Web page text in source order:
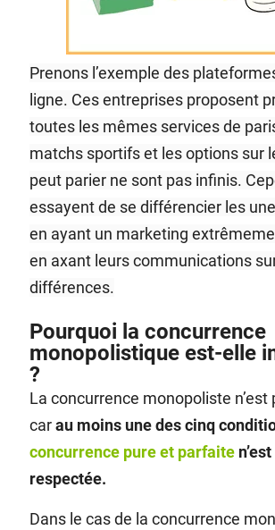
Prenons l’exemple des
ligne. Ces entreprises proposent
toutes les mêmes services de
matchs sportifs et les options sur
peut parier ne sont pas infinis.
essayent de se différencier les
en ayant un marketing
en axant leurs communications
différences.
Pourquoi la concurrence
monopolistique est-elle
?
La concurrence monopoliste n’est
carau moins une des cinq
concurrence pure et parfaite
respectée.
Dans le cas de la concurrence